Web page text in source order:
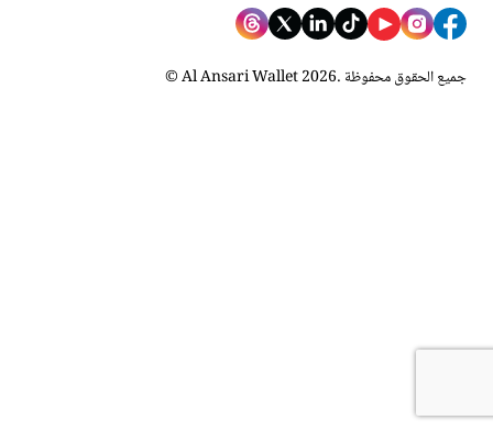
© Al Ansari Wallet2026 . جميع الحقوق محفوظة